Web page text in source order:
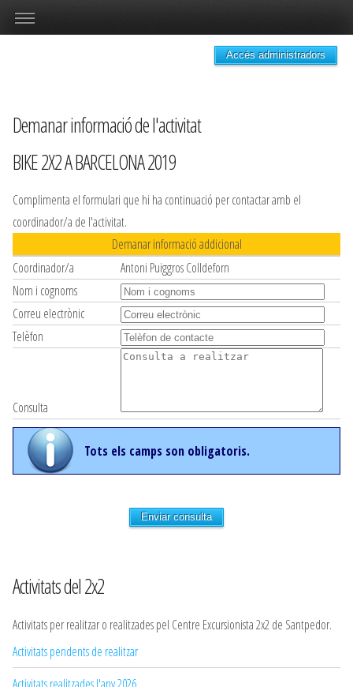
Accés administradors
Demanar informació de l'activitat
BIKE 2X2 A BARCELONA 2019
Complimenta el formulari que hi ha continuació per contactar amb el
coordinador/a de l'activitat.
Demanar informació addicional
Coordinador/a
Antoni Puiggros Colldeforn
Nom i cognoms
Correu electrònic
Telèfon
Consulta
Tots els camps son obligatoris.
Enviar consulta
Activitats del 2x2
Activitats per realitzar o realitzades pel Centre Excursionista 2x2 de Santpedor.
Activitats pendents de realitzar
Activitats realitzades l'any 2026